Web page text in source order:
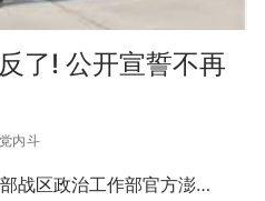
了! 公开宣誓不再
内斗
战区政治工作部官方澎…